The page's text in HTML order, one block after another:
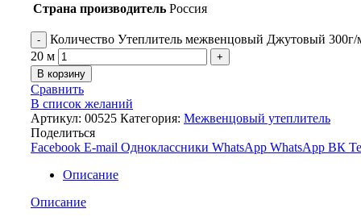
Страна производитель Россия
Количество Утеплитель межвенцовый Джутовый
20 м
В корзину
Сравнить
В список желаний
Артикул: 00525 Категория: Межвенцовый утеплитель
Поделиться
Facebook E-mail Одноклассники WhatsApp WhatsApp ВК
Описание
Описание